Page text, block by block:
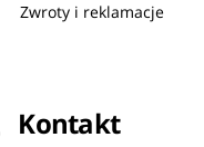
Zwroty i reklamacje
Kontakt